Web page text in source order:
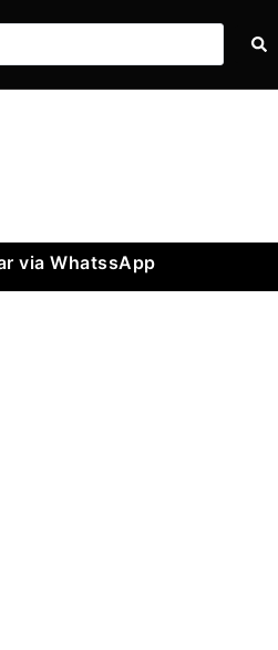
via WhatssApp